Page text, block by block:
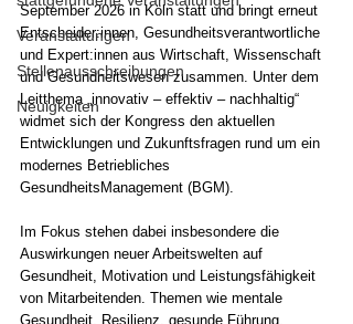
Veranstaltungen
Stellenausschreibungen
Neuigkeiten
September 2026 in Köln statt und bringt erneut
Entscheider:innen, Gesundheitsverantwortliche
und Expert:innen aus Wirtschaft, Wissenschaft
und Gesundheitswesen zusammen. Unter dem
Leitthema „innovativ – effektiv – nachhaltig“
widmet sich der Kongress den aktuellen
Entwicklungen und Zukunftsfragen rund um ein
modernes Betriebliches
GesundheitsManagement (BGM).
Im Fokus stehen dabei insbesondere die
Auswirkungen neuer Arbeitswelten auf
Gesundheit, Motivation und Leistungsfähigkeit
von Mitarbeitenden. Themen wie mentale
Gesundheit, Resilienz, gesunde Führung,